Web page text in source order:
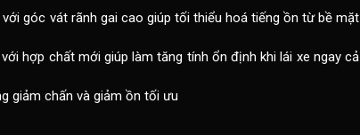
góc vát rãnh gai cao giúp tối thiểu hoá tiếng ồn từ bề mặt
hợp chất mới giúp làm tăng tính ổn định khi lái xe ngay cả
giảm chấn và giảm ồn tối ưu